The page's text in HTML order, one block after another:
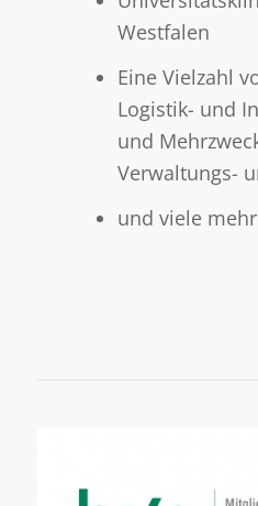
Westfalen
Eine Vielzahl
Logistik- und
und
Verwaltungs-
und viele